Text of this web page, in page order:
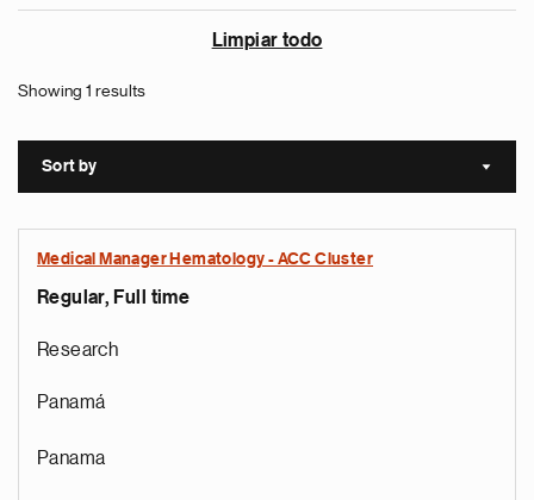
Limpiar todo
Showing 1 results
Sort by Sort
Medical Manager Hematology - ACC Cluster
Regular, Full time
Research
Panamá
Panama